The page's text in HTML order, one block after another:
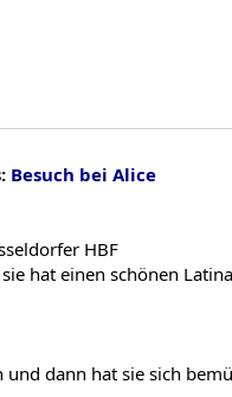
Besuch bei Alice
HBF
hat einen schönen
dann hat sie sich